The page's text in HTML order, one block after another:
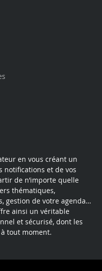
en vous créant un
notifications et de vos
de n’importe quelle
thématiques,
gestion de votre agenda…
ainsi un véritable
et sécurisé, dont les
tout moment.